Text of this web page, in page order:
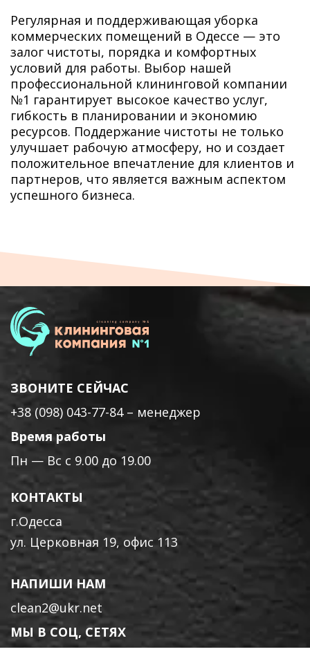
Регулярная и поддерживающая уборка
коммерческих помещений в Одессе — это
залог чистоты, порядка и комфортных
условий для работы. Выбор нашей
профессиональной клининговой компании
№1 гарантирует высокое качество услуг,
гибкость в планировании и экономию
ресурсов. Поддержание чистоты не только
улучшает рабочую атмосферу, но и создает
положительное впечатление для клиентов и
партнеров, что является важным аспектом
успешного бизнеса.
ЗВОНИТЕ СЕЙЧАС
+38 (098) 043-77-84 – менеджер
Время работы
Пн — Вс с 9.00 до 19.00
КОНТАКТЫ
г.Одесса
ул. Церковная 19, офис 113
НАПИШИ НАМ
clean2@ukr.net
МЫ В СОЦ, СЕТЯХ